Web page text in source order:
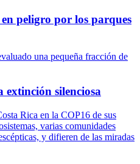
peligro por los parques
extinción silenciosa